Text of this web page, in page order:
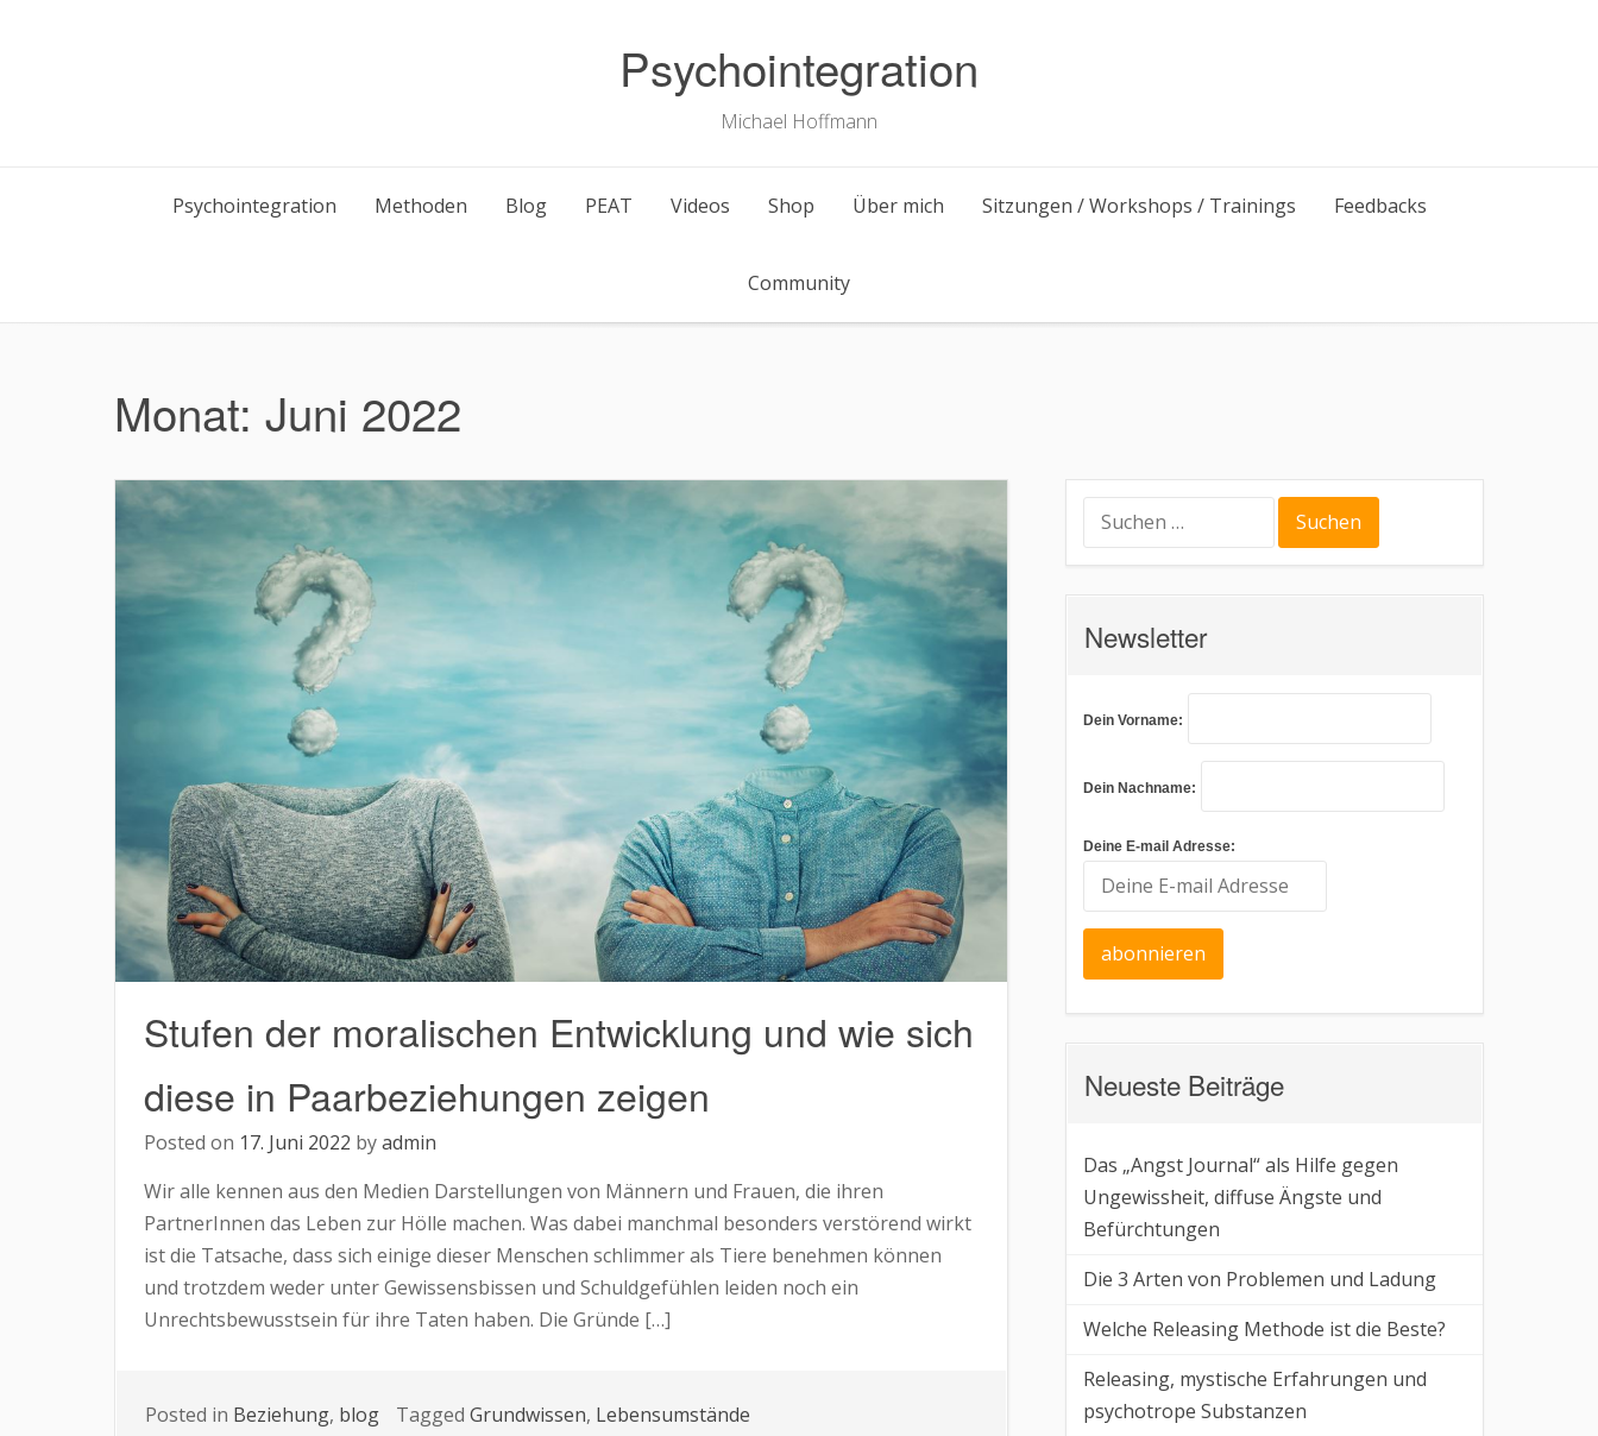
Psychointegration
Michael Hoffmann
Psychointegration Methoden Blog PEAT Videos Shop Über mich Sitzungen / Workshops / Trainings Feedbacks
Community
Monat: Juni 2022
Stufen der moralischen Entwicklung und wie sich
diese in Paarbeziehungen zeigen
Posted on 17. Juni 2022 byadmin
Wir alle kennen aus den Medien Darstellungen von Männern und Frauen, die ihren
PartnerInnen das Leben zur Hölle machen. Was dabei manchmal besonders verstörend wirkt
ist die Tatsache, dass sich einige dieser Menschen schlimmer als Tiere benehmen können
und trotzdem weder unter Gewissensbissen und Schuldgefühlen leiden noch ein
Unrechtsbewusstsein für ihre Taten haben. Die Gründe […]
Posted in Beziehung, blog Tagged Grundwissen, Lebensumstände
nach:
Newsletter
Dein Vorname:
Dein Nachname:
Deine E-mail Adresse:
Neueste Beiträge
Das „Angst Journal“ als Hilfe gegen
Ungewissheit, diffuse Ängste und
Befürchtungen
Die 3 Arten von Problemen und Ladung
Welche Releasing Methode ist die Beste?
Releasing, mystische Erfahrungen und
psychotrope Substanzen